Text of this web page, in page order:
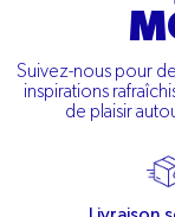
Suivez-nous pour
inspirations
de plaisir